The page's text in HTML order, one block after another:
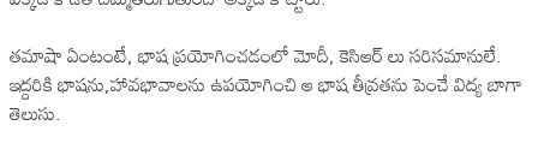
తమాషా ఏంటంటే, భాష ప్రయోగించడంలో మోదీ, కెసిఆర్ లు సరిసమానులే.
ఇద్దరికి భాషను,హావభావాలను ఉపయోగించి ఆ భాష తీవ్రతను పెంచే విద్య బాగా
తెలుసు.